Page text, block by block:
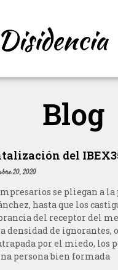
Blog
del
20, 2020
se pliegan a
hasta que los
del receptor del
densidad de ignorantes,
por el miedo,
persona bien formada